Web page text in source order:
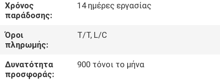
ΈΝΑ
ΑΠΌΣΠΑΣΜΑ
Χρόνος
παράδοσης:
14 ημέρες εργασίας
Όροι
πληρωμής:
T/T, L/C
Δυνατότητα
προσφοράς:
900 τόνοι το μήνα